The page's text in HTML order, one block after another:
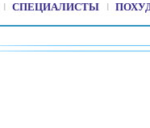
СПЕЦИАЛИСТЫ